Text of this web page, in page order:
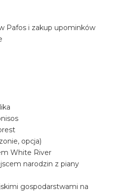
Pafos i zakup upominków
opcja)
White River
narodzin z piany
gospodarstwami na